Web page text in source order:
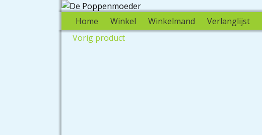
Home Winkel Winkelmand Verlanglijst
Vorig product